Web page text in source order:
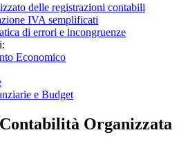
delle registrazioni contabili
IVA semplificati
di errori e incongruenze
Economico
e Budget
Organizzata